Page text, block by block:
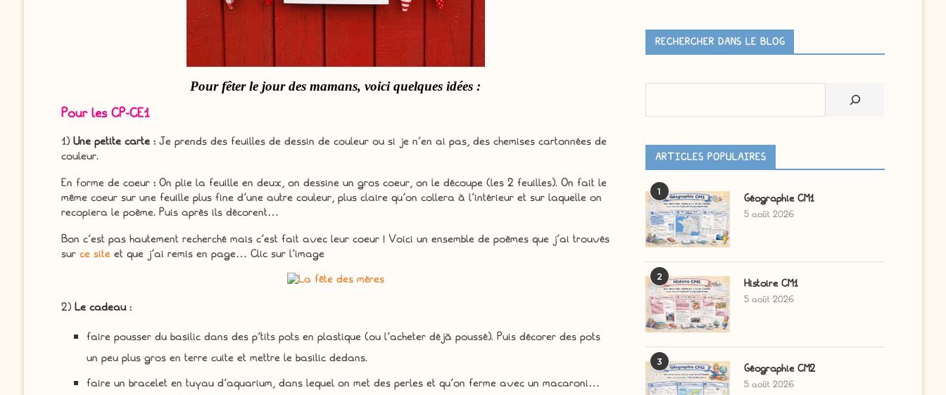
Pour fêter le jour des mamans, voici quelques idées :
Pour les CP-CE1
1) Une petite carte : Je prends des feuilles de dessin de couleur ou si je n’en ai pas, des chemises cartonnées de
couleur.
En forme de coeur : On plie la feuille en deux, on dessine un gros coeur, on le découpe (les 2 feuilles). On fait le
même coeur sur une feuille plus fine d’une autre couleur, plus claire qu’on collera à l’intérieur et sur laquelle on
recopiera le poème. Puis après ils décorent…
Bon c’est pas hautement recherché mais c’est fait avec leur coeur ! Voici un ensemble de poèmes que j’ai trouvés
sur ce site et que j’ai remis en page… Clic sur l’image
2)Le cadeau:
faire pousser du basilic dans des p’tits pots en plastique (ou l’acheter déjà poussé). Puis décorer des pots
un peu plus gros en terre cuite et mettre le basilic dedans.
faire un bracelet en tuyau d’aquarium, dans lequel on met des perles et qu’on ferme avec un macaroni…
RECHERCHER DANS LE BLOG
ARTICLES POPULAIRES
1
Géographie CM1
5 août 2026
2
Histoire CM1
5 août 2026
3
Géographie CM2
5 août 2026